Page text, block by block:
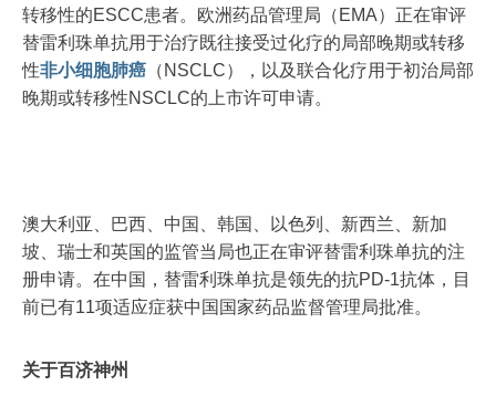
转移性的ESCC患者。欧洲药品管理局（EMA）正在审评
替雷利珠单抗用于治疗既往接受过化疗的局部晚期或转移
性非小细胞肺癌 （NSCLC），以及联合化疗用于初治局部
晚期或转移性NSCLC的上市许可申请。
澳大利亚、巴西、中国、韩国、以色列、新西兰、新加
坡、瑞士和英国的监管当局也正在审评替雷利珠单抗的注
册申请。在中国，替雷利珠单抗是领先的抗PD-1抗体，目
前已有11项适应症获中国国家药品监督管理局批准。
关于百济神州